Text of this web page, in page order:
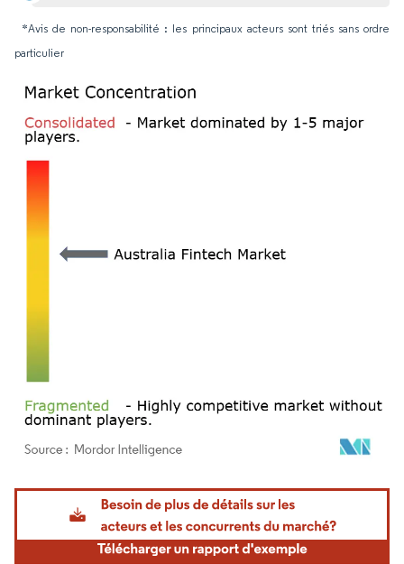
*Avis de non-responsabilité : les principaux acteurs sont triés sans ordre
particulier
Image © Mordor Intelligence. La réutilisation nécessite une attribution sous CC BY